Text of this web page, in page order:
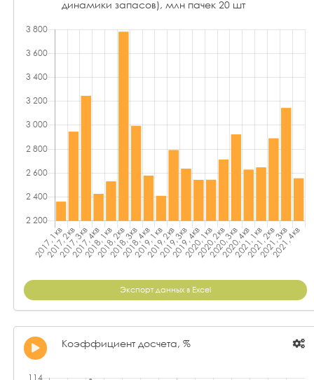
динамики запасов), млн пачек 20 шт
Экспорт данных в Excel
Коэффициент досчета, %